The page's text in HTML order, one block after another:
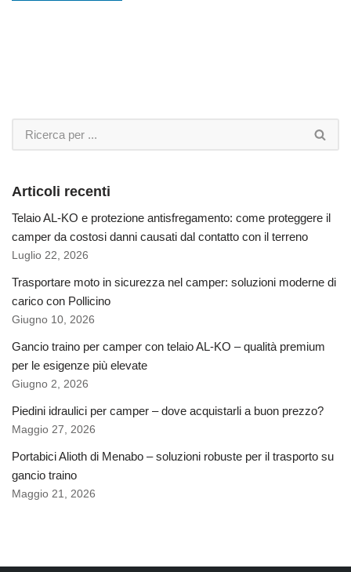
Articoli recenti
Telaio AL-KO e protezione antisfregamento: come proteggere il
camper da costosi danni causati dal contatto con il terreno
Luglio 22, 2026
Trasportare moto in sicurezza nel camper: soluzioni moderne di
carico con Pollicino
Giugno 10, 2026
Gancio traino per camper con telaio AL-KO – qualità premium
per le esigenze più elevate
Giugno 2, 2026
Piedini idraulici per camper – dove acquistarli a buon prezzo?
Maggio 27, 2026
Portabici Alioth di Menabo – soluzioni robuste per il trasporto su
gancio traino
Maggio 21, 2026